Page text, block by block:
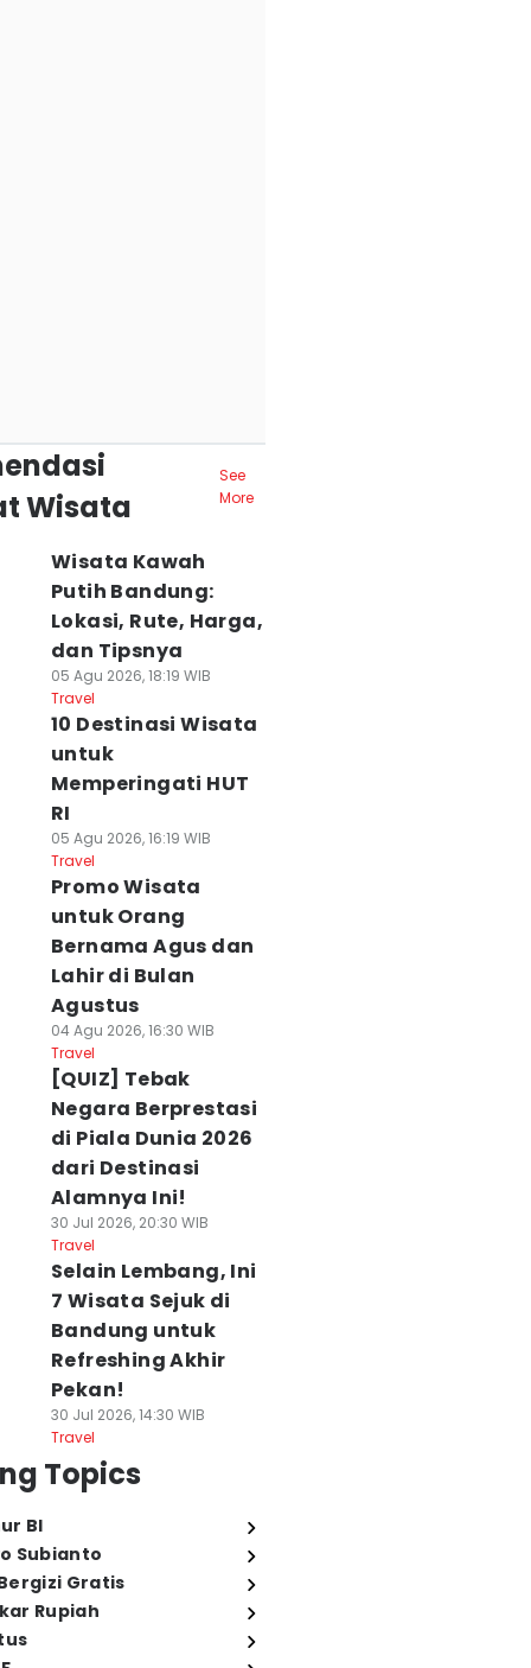
Wisata
See
More
Wisata Kawah
Putih Bandung:
Lokasi, Rute, Harga,
dan Tipsnya
05 Agu 2026, 18:19 WIB
Travel
10 Destinasi Wisata
untuk
Memperingati HUT
RI
05 Agu 2026, 16:19 WIB
Travel
Promo Wisata
untuk Orang
Bernama Agus dan
Lahir di Bulan
Agustus
04 Agu 2026, 16:30 WIB
Travel
[QUIZ] Tebak
Negara Berprestasi
di Piala Dunia 2026
dari Destinasi
Alamnya Ini!
30 Jul 2026, 20:30 WIB
Travel
Selain Lembang, Ini
7 Wisata Sejuk di
Bandung untuk
Refreshing Akhir
Pekan!
30 Jul 2026, 14:30 WIB
Travel
Topics
BI
Subianto
Gratis
Rupiah